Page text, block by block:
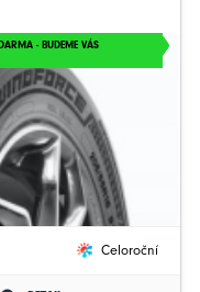
- BUDEME VÁS
Celoroční